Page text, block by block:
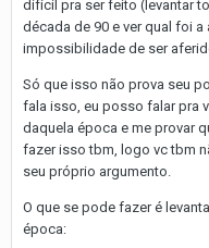
difícil pra ser feito (levantar
década de 90 e ver qual foi
impossibilidade de ser
Só que isso não prova seu
fala isso, eu posso falar pra
daquela época e me provar
fazer isso tbm, logo vc tbm
seu próprio argumento.
O que se pode fazer é
época: